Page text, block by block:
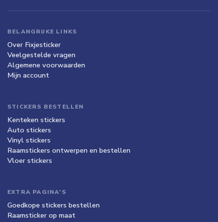
BELANGRIJKE LINKS
Over Fixjesticker
Veelgestelde vragen
Algemene voorwaarden
Mijn account
STICKERS BESTELLEN
Kenteken stickers
Auto stickers
Vinyl stickers
Raamstickers ontwerpen en bestellen
Vloer stickers
EXTRA PAGINA'S
Goedkope stickers bestellen
Raamsticker op maat